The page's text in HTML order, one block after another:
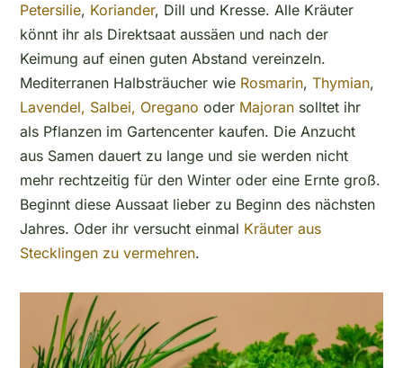
Petersilie, Koriander, Dill und Kresse. Alle Kräuter
könnt ihr als Direktsaat aussäen und nach der
Keimung auf einen guten Abstand vereinzeln.
Mediterranen Halbsträucher wie Rosmarin,Thymian,
Lavendel, Salbei, Oregano oder Majoran solltet ihr
als Pflanzen im Gartencenter kaufen. Die Anzucht
aus Samen dauert zu lange und sie werden nicht
mehr rechtzeitig für den Winter oder eine Ernte groß.
Beginnt diese Aussaat lieber zu Beginn des nächsten
Jahres. Oder ihr versucht einmal Kräuter aus
Stecklingen zu vermehren.